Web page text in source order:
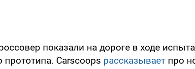
показали на дороге в ходе
прототипа. Carscoops рассказывает про